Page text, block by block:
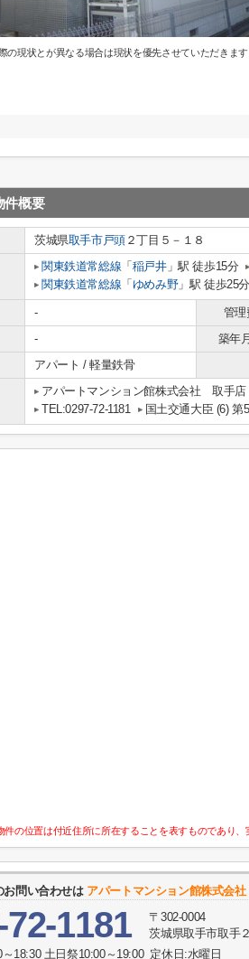
の現状とが異なる場合は現状を優先させていただきます
件概要
茨城県取手市戸頭２丁目５－１８
関東鉄道常総線 「 稲戸井」駅 徒歩15分
関東鉄道常総線 「 ゆめみ野」駅 徒歩25分
- 管理
- 築年
アパート / 軽量鉄骨
アパートマンション館株式会社 取手店
TEL:0297-72-1181
国土交通大臣 (6) 第
の位置は付近住所に所在することを表すものであり、
お問い合わせは アパートマンション館株式会
1181
〒302-0004
茨城県取手市取手
18:30 土日祭10:00～19:00 定休日:水曜日